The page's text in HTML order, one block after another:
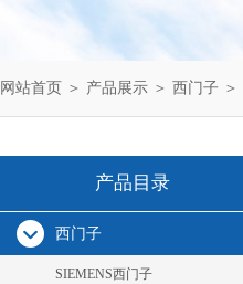
网站首页 ＞ 产品展示 ＞ 西门子 ＞
产品目录
西门子
SIEMENS西门子